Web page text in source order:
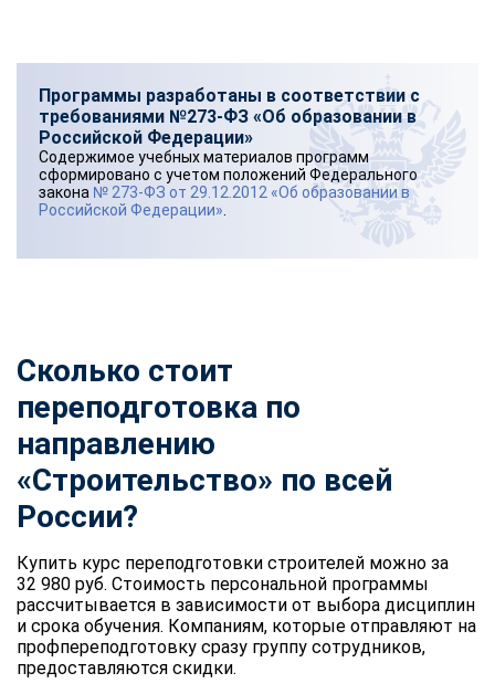
Программы разработаны в соответствии с
требованиями №273-ФЗ «Об образовании в
Российской Федерации»
Содержимое учебных материалов программ
сформировано с учетом положений Федерального
закона № 273-ФЗ от 29.12.2012 «Об образовании в
Российской Федерации»
Сколько стоит
переподготовка по
направлению
«Строительство» по всей
России?
Купить курс переподготовки строителей можно за
32 980 руб. Стоимость персональной программы
рассчитывается в зависимости от выбора дисциплин
и срока обучения. Компаниям, которые отправляют на
профпереподготовку сразу группу сотрудников,
предоставляются скидки.